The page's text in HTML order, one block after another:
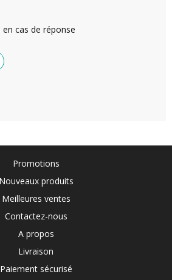
cas de réponse
Promotions
Nouveaux produits
Meilleures ventes
Contactez-nous
A propos
Livraison
Paiement sécurisé